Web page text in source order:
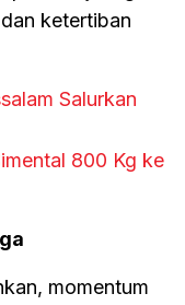
ketertiban
Salurkan
800 Kg ke
momentum